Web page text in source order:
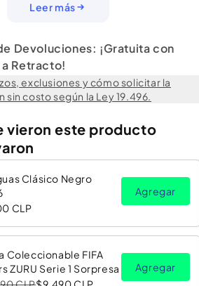
compartimentos
No
Leer más
Devoluciones: ¡Gratuita con
Retracto!
exclusiones y cómo solicitar la
sin costo según la Ley 19.496.
vieron este producto
Clásico Negro
CLP
Agregar
Coleccionable FIFA
ZURU Serie 1 Sorpresa
Agregar